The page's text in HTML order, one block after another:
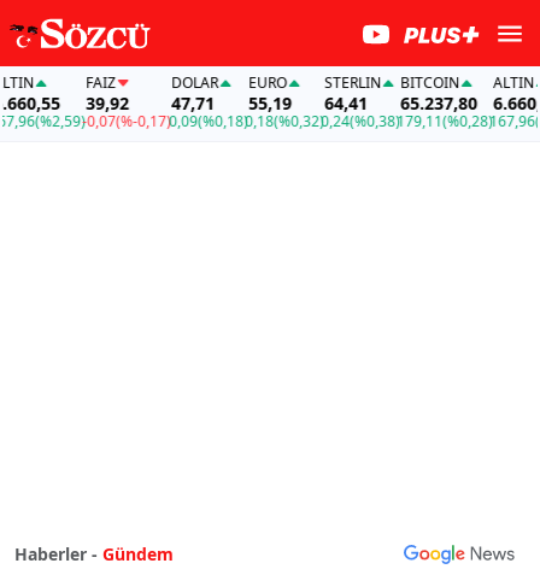
(%2,59)
FAİZ
39,92
-0,07(%-0,17)
DOLAR
47,71
0,09(%0,18)
EURO
55,19
0,18(%0,32)
STERLIN
64,41
0,24(%0,38)
BITCOIN
65.237,80
179,11(%0,28)
ALTIN
6.660,55
167,96
Haberler - Gündem